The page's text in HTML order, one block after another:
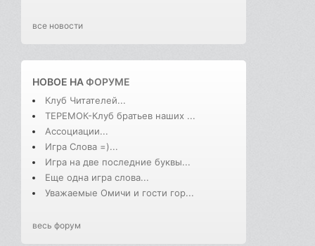
все новости
НОВОЕ НАФОРУМЕ
Клуб Читателей...
ТЕРЕМОК-Клуб братьев наших ...
Ассоциации...
Игра Слова =)...
Игра на две последние буквы...
Еще одна игра слова...
Уважаемые Омичи и гости гор...
весь форум